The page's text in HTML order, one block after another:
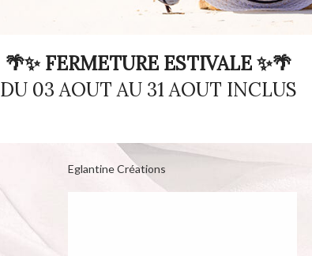
🌴✨ FERMETURE ESTIVALE ✨🌴
DU 03 AOUT AU 31 AOUT INCLUS
Eglantine Créations